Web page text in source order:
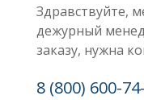
Здравствуйте,
дежурный
заказу, нужна
8 (800) 600-